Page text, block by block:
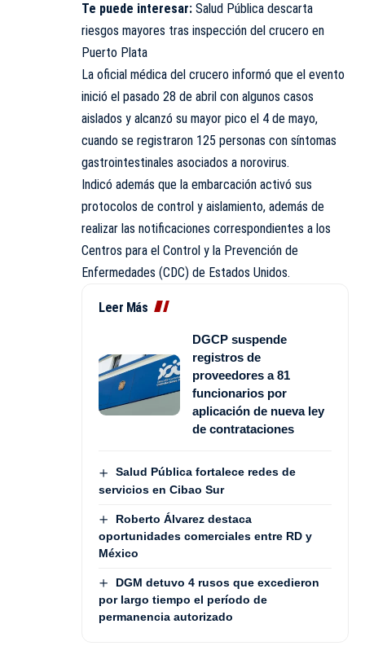
Te puede interesar: Salud Pública descarta
riesgos mayores tras inspección del crucero en
Puerto Plata
La oficial médica del crucero informó que el evento
inició el pasado 28 de abril con algunos casos
aislados y alcanzó su mayor pico el 4 de mayo,
cuando se registraron 125 personas con síntomas
gastrointestinales asociados a norovirus.
Indicó además que la embarcación activó sus
protocolos de control y aislamiento, además de
realizar las notificaciones correspondientes a los
Centros para el Control y la Prevención de
Enfermedades (CDC) de Estados Unidos.
Leer Más
DGCP suspende
registros de
proveedores a 81
funcionarios por
aplicación de nueva ley
de contrataciones
Salud Pública fortalece redes de
servicios en Cibao Sur
Roberto Álvarez destaca
oportunidades comerciales entre RD y
México
DGM detuvo 4 rusos que excedieron
por largo tiempo el período de
permanencia autorizado